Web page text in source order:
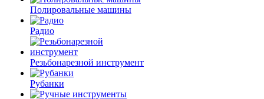
Полировальные машины
Радио
Резьбонарезной инструмент
Рубанки